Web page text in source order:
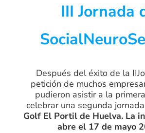
III Jornada
Después del éxito de la
petición de muchos
pudieron asistir a la
celebrar una segunda
Golf El Portil de Huelva. La
abre el 17 de mayo